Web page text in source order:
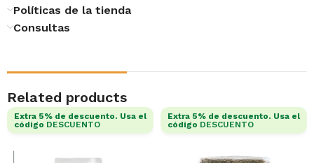
Políticas de la tienda
Consultas
Related products
Extra 5% de descuento. Usa el
código DESCUENTO
Extra 5% de descuento. Usa el
código DESCUENTO